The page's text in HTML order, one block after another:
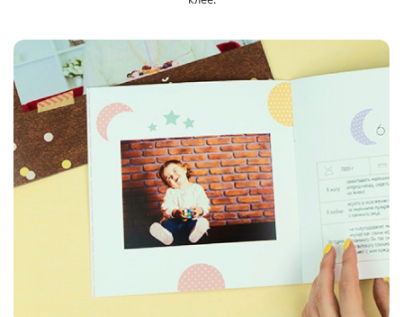
Интерьерная печать
Фотоподарки
Багетная мастерская